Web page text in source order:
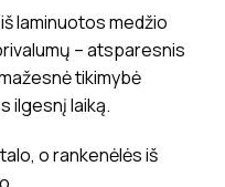
laminuotos medžio
– atsparesnis
tikimybė
ilgesnį laiką.
o rankenėlės iš